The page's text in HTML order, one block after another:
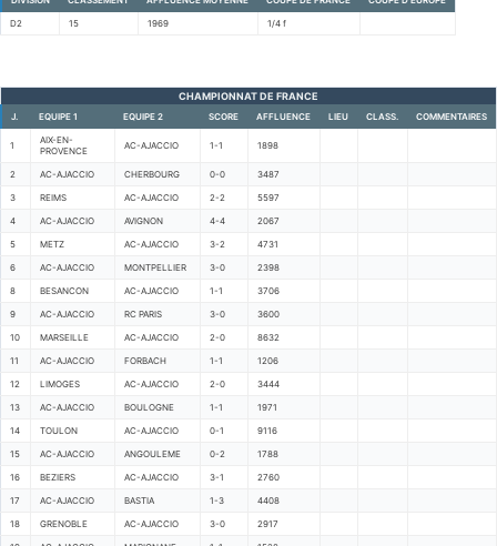
D2 15 1969 1/4 f
CHAMPIONNAT DE FRANCE
J. EQUIPE 1 EQUIPE 2 SCORE AFFLUENCE LIEU CLASS. COMMENTAIRES
1
AIX-EN-
PROVENCE
AC-AJACCIO 1-1 1898
2 AC-AJACCIO CHERBOURG 0-0 3487
3 REIMS AC-AJACCIO 2-2 5597
4 AC-AJACCIO AVIGNON 4-4 2067
5 METZ AC-AJACCIO 3-2 4731
6 AC-AJACCIO MONTPELLIER 3-0 2398
8 BESANCON AC-AJACCIO 1-1 3706
9 AC-AJACCIO RC PARIS 3-0 3600
10 MARSEILLE AC-AJACCIO 2-0 8632
11 AC-AJACCIO FORBACH 1-1 1206
12 LIMOGES AC-AJACCIO 2-0 3444
13 AC-AJACCIO BOULOGNE 1-1 1971
14 TOULON AC-AJACCIO 0-1 9116
15 AC-AJACCIO ANGOULEME 0-2 1788
16 BEZIERS AC-AJACCIO 3-1 2760
17 AC-AJACCIO BASTIA 1-3 4408
18 GRENOBLE AC-AJACCIO 3-0 2917